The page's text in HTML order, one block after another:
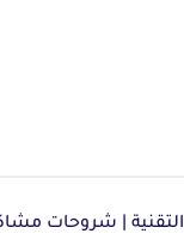
التقنية | شروحات